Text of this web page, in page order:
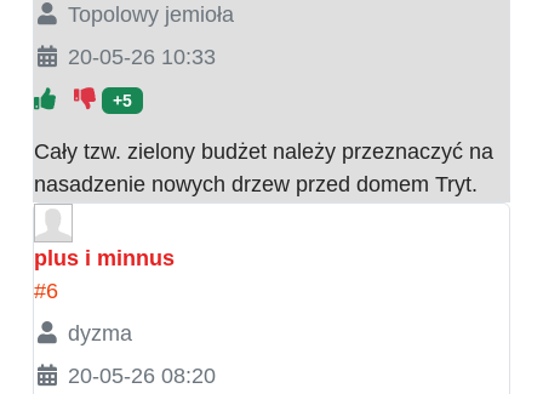
Topolowy jemioła
20-05-26 10:33
+5
Cały tzw. zielony budżet należy przeznaczyć na
nasadzenie nowych drzew przed domem Tryt.
plus i minnus
#6
dyzma
20-05-26 08:20